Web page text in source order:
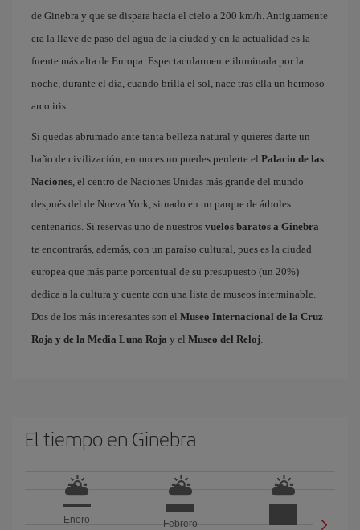
de Ginebra y que se dispara hacia el cielo a 200 km/h. Antiguamente
era la llave de paso del agua de la ciudad y en la actualidad es la
fuente más alta de Europa. Espectacularmente iluminada por la
noche, durante el día, cuando brilla el sol, nace tras ella un hermoso
arco iris.
Si quedas abrumado ante tanta belleza natural y quieres darte un
baño de civilización, entonces no puedes perderte el Palacio de las
Naciones, el centro de Naciones Unidas más grande del mundo
después del de Nueva York, situado en un parque de árboles
centenarios. Si reservas uno de nuestros vuelos baratos a Ginebra
te encontrarás, además, con un paraíso cultural, pues es la ciudad
europea que más parte porcentual de su presupuesto (un 20%)
dedica a la cultura y cuenta con una lista de museos interminable.
Dos de los más interesantes son el Museo Internacional de la Cruz
Roja y de la Media Luna Roja y el Museo del Reloj.
El tiempo en Ginebra
Enero
Febrero